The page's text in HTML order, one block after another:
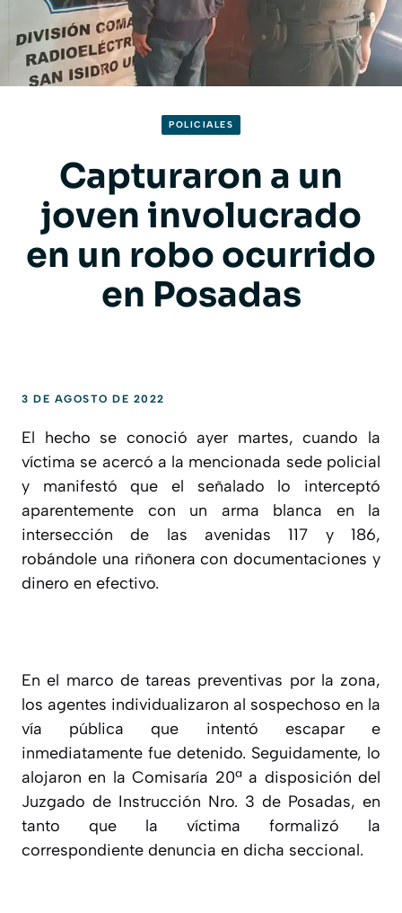
POLICIALES
Capturaron a un
joven involucrado
en un robo ocurrido
en Posadas
3 DE AGOSTO DE 2022
El hecho se conoció ayer martes, cuando la
víctima se acercó a la mencionada sede policial
y manifestó que el señalado lo interceptó
aparentemente con un arma blanca en la
intersección de las avenidas 117 y 186,
robándole una riñonera con documentaciones y
dinero en efectivo.
En el marco de tareas preventivas por la zona,
los agentes individualizaron al sospechoso en la
vía pública que intentó escapar e
inmediatamente fue detenido. Seguidamente, lo
alojaron en la Comisaría 20ª a disposición del
Juzgado de Instrucción Nro. 3 de Posadas, en
tanto que la víctima formalizó la
correspondiente denuncia en dicha seccional.